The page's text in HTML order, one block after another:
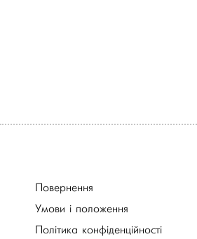
Повернення
Умови і положення
Політика конфіденційності